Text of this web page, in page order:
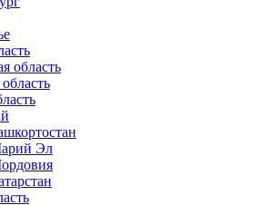
область
Эл